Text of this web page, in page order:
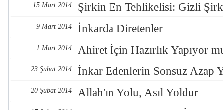
15 Mart 2014 Şirkin En Tehlikelisi: Gizli Şirk
9 Mart 2014 İnkarda Diretenler
1 Mart 2014 Ahiret İçin Hazırlık Yapıyor
23 Şubat 2014 İnkar Edenlerin Sonsuz Azap
20 Şubat 2014 Allah'ın Yolu, Asıl Yoldur